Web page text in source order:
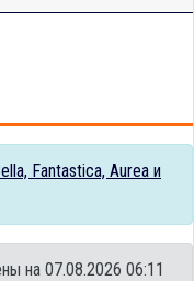
Fantastica, Aurea и
на 07.08.2026 06:11